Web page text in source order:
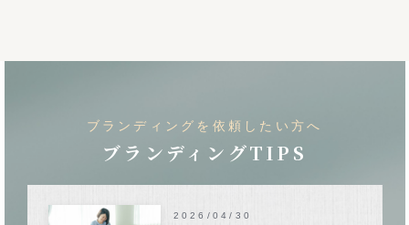
ブランディングを依頼したい方へ
ブランディングTIPS
2026/04/30